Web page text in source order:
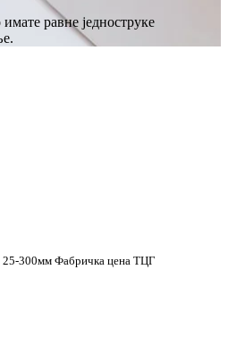
равне једноструке
25-300мм Фабричка цена ТЦГ